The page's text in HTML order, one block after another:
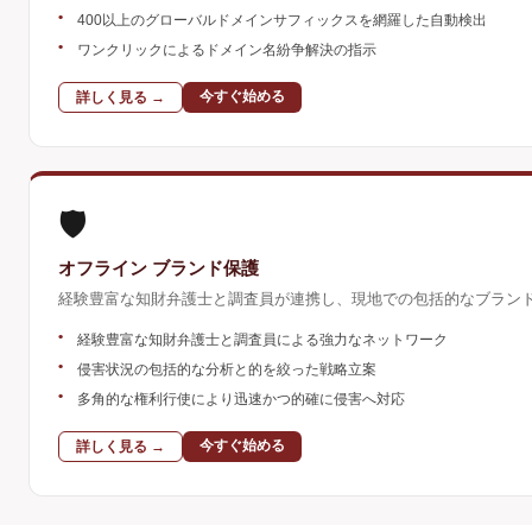
•
400以上のグローバルドメインサフィックスを網羅した自動検出
•
ワンクリックによるドメイン名紛争解決の指示
詳しく見る → 今すぐ始める
🛡️
オフライン ブランド保護
経験豊富な知財弁護士と調査員が連携し、現地での包括的なブラン
•
経験豊富な知財弁護士と調査員による強力なネットワーク
•
侵害状況の包括的な分析と的を絞った戦略立案
•
多角的な権利行使により迅速かつ的確に侵害へ対応
詳しく見る → 今すぐ始める